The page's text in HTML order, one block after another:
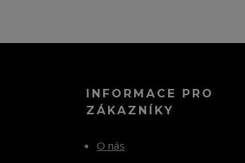
INFORMACE PRO
ZÁKAZNÍKY
O nás